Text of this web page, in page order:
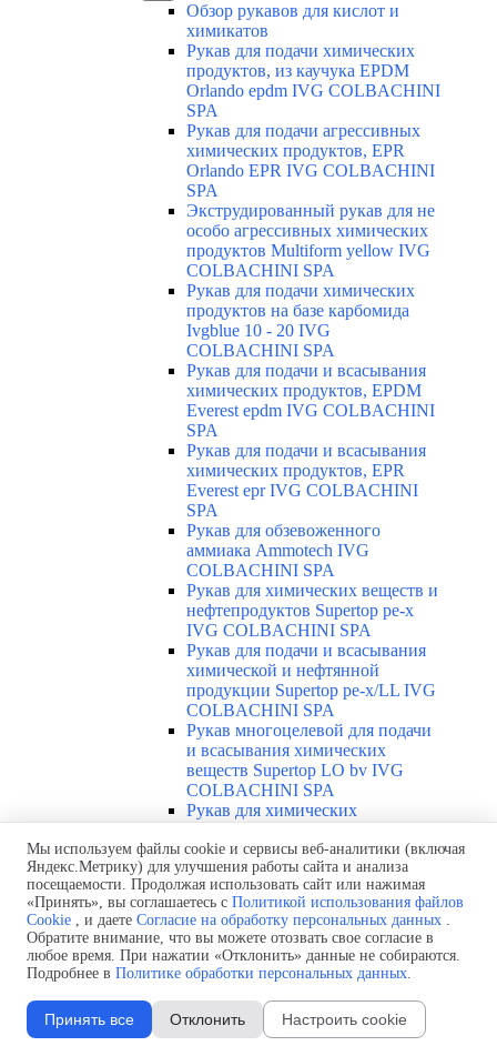
Обзор рукавов для кислот и
химикатов
Рукав для подачи химических
продуктов, из каучука EPDM
Orlando epdm IVG COLBACHINI
SPA
Рукав для подачи агрессивных
химических продуктов, EPR
Orlando EPR IVG COLBACHINI
SPA
Экструдированный рукав для не
особо агрессивных химических
продуктов Multiform yellow IVG
COLBACHINI SPA
Рукав для подачи химических
продуктов на базе карбомида
Ivgblue 10 - 20 IVG
COLBACHINI SPA
Рукав для подачи и всасывания
химических продуктов, EPDM
Everest epdm IVG COLBACHINI
SPA
Рукав для подачи и всасывания
химических продуктов, EPR
Everest epr IVG COLBACHINI
SPA
Рукав для обзевоженного
аммиака Ammotech IVG
COLBACHINI SPA
Рукав для химических веществ и
нефтепродуктов Supertop pe-x
IVG COLBACHINI SPA
Рукав для подачи и всасывания
химической и нефтянной
продукции Supertop pe-x/LL IVG
COLBACHINI SPA
Рукав многоцелевой для подачи
и всасывания химических
веществ Supertop LO bv IVG
COLBACHINI SPA
Рукав для химических
пищевых продуктов Supertop upe
IVG COLBACHINI SPA
Рукав для подачи и всасывания
химических веществ Supertop
upe/LL IVG COLBACHINI SPA
Токопроводящий рукав для
химических и нефтянных
IVG COLBACHINI SPA
Токопроводящий рукав для
Мы используем файлы cookie и сервисы веб-аналитики (включая
Яндекс.Метрику) для улучшения работы сайта и анализа
посещаемости. Продолжая использовать сайт или нажимая
«Принять», вы соглашаетесь с Политикой использования файлов
Cookie , и даете Согласие на обработку персональных данных .
Обратите внимание, что вы можете отозвать свое согласие в
любое время. При нажатии «Отклонить» данные не собираются.
Подробнее в Политике обработки персональных данных.
Принять все Отклонить Настроить cookie